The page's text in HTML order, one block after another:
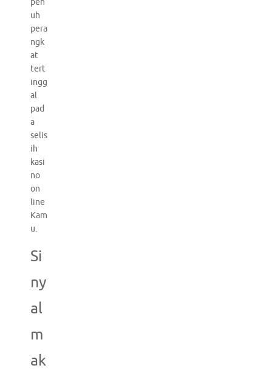
uh
pera
ngk
at
tert
ingg
al
pad
a
selis
ih
kasi
no
on
line
Kam
u.
Si
ny
al
m
ak